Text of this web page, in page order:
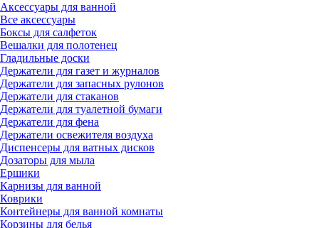
Аксессуары для ванной
Все аксессуары
Боксы для салфеток
Вешалки для полотенец
Гладильные доски
Держатели для газет и журналов
Держатели для запасных рулонов
Держатели для стаканов
Держатели для туалетной бумаги
Держатели для фена
Держатели освежителя воздуха
Диспенсеры для ватных дисков
Дозаторы для мыла
Ершики
Карнизы для ванной
Коврики
Контейнеры для ванной комнаты
Корзины для белья